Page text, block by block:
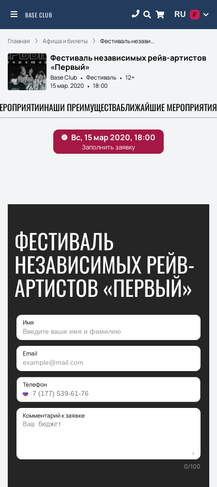
BASE CLUB RU ₽
Главная Афиша и билеты Фестиваль незави...
Фестиваль независимых рейв-артистов
«Первый»
Base Club Фестиваль
12+
15 мар. 2020
18:00
НАШИ ПРЕИМУЩЕСТВАБЛИЖАЙШИЕ МЕРОПРИЯТИЯ
ФЕСТИВАЛЬ
НЕЗАВИСИМЫХ РЕЙВ-
АРТИСТОВ «ПЕРВЫЙ»
Имя
Email
Телефон
Комментарий к заявке
0/100